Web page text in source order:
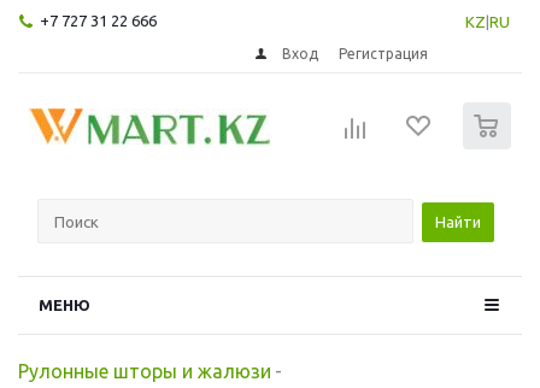
+7 727 31 22 666 KZ RU
Вход Регистрация
Найти
МЕНЮ
Рулонные шторы и жалюзи -